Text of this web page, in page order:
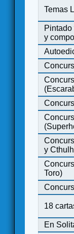
Temas
y
y
Toro)
18
En